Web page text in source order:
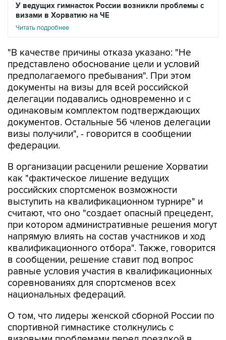
У ведущих гимнасток России возникли проблемы с
визами в Хорватию на ЧЕ
Читать подробнее
"В качестве причины отказа указано: "Не
представлено обоснование цели и условий
предполагаемого пребывания". При этом
документы на визы для всей российской
делегации подавались одновременно и с
одинаковым комплектом подтверждающих
документов. Остальные 56 членов делегации
визы получили", - говорится в сообщении
федерации.
В организации расценили решение Хорватии
как "фактическое лишение ведущих
российских спортсменок возможности
выступить на квалификационном турнире" и
считают, что оно "создает опасный прецедент,
при котором административные решения могут
напрямую влиять на состав участников и ход
квалификационного отбора". Также, говорится
в сообщении, решение ставит под вопрос
равные условия участия в квалификационных
соревнованиях для спортсменов всех
национальных федераций.
О том, что лидеры женской сборной России по
спортивной гимнастике столкнулись с